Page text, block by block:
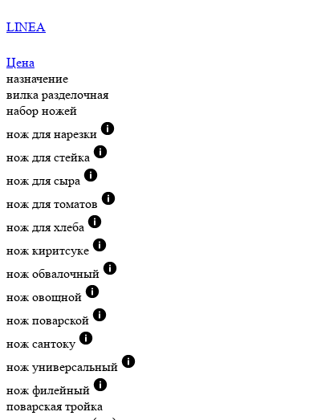
LINEA
Цена
назначение
вилка разделочная
набор ножей
нож для нарезки
нож для стейка
нож для сыра
нож для томатов
нож для хлеба
нож киритсуке
нож обвалочный
нож овощной
нож поварской
нож сантоку
нож универсальный
нож филейный
поварская тройка